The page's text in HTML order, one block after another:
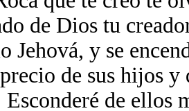
de Dios tu
Jehová, y se
de sus hijos y
de ellos